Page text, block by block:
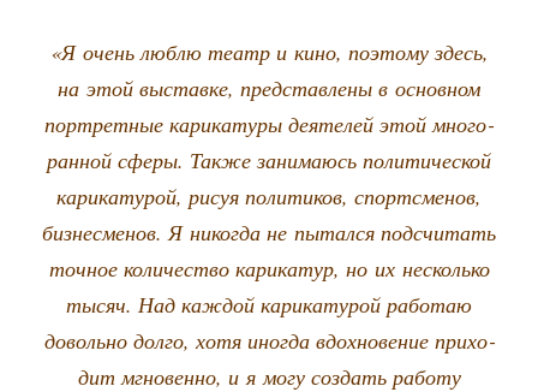
«Я очень люб­лю театр и кино, поэто­му здесь,
на этой выстав­ке, пред­став­ле­ны в основ­ном
порт­рет­ные кари­ка­ту­ры дея­те­лей этой мно­го­
ран­ной сфе­ры. Так­же зани­ма­юсь поли­ти­че­ской
кари­ка­ту­рой, рисуя поли­ти­ков, спортс­ме­нов,
биз­не­сме­нов. Я нико­гда не пытал­ся под­счи­тать
точ­ное коли­че­ство кари­ка­тур, но их несколь­ко
тысяч. Над каж­дой кари­ка­ту­рой рабо­таю
доволь­но дол­го, хотя ино­гда вдох­но­ве­ние при­хо­
дит мгно­вен­но, и я могу создать рабо­ту